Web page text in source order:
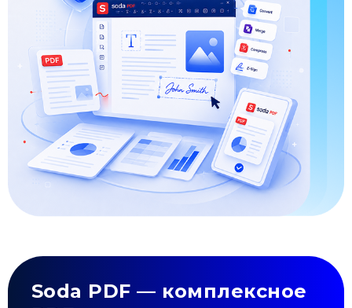
Soda PDF — комплексное